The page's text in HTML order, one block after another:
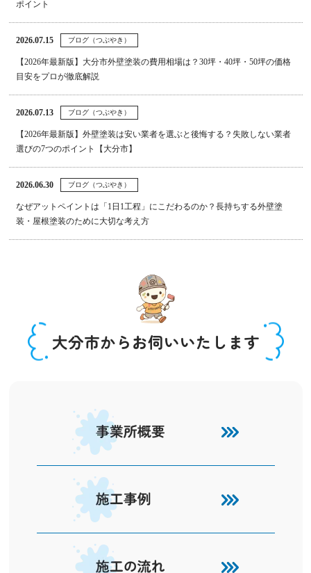
ポイント
2026.07.15 ブログ（つぶやき）
【2026年最新版】大分市外壁塗装の費用相場は？30坪・40坪・50坪の価格
目安をプロが徹底解説
2026.07.13 ブログ（つぶやき）
【2026年最新版】外壁塗装は安い業者を選ぶと後悔する？失敗しない業者
選びの7つのポイント【大分市】
2026.06.30 ブログ（つぶやき）
なぜアットペイントは「1日1工程」にこだわるのか？長持ちする外壁塗
装・屋根塗装のために大切な考え方
大分市からお伺いいたします